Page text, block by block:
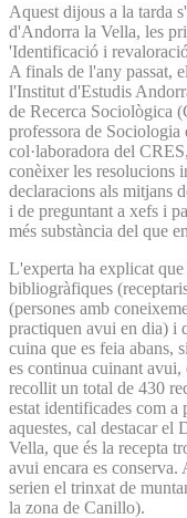
Aquest dijous a la tarda
d'Andorra la Vella, les
'Identificació i
A finals de l'any passat,
l'Institut d'Estudis
de Recerca Sociològica
professora de
col·laboradora del
conèixer les resolucions
declaracions als mitjans
i de preguntant a xefs i
més substància del que
L'experta ha explicat
bibliogràfiques
(persones amb
practiquen avui en dia) i
cuina que es feia abans,
es continua cuinant
recollit un total de 430
estat identificades com
aquestes, cal destacar el
Vella, que és la recepta
avui encara es
serien el trinxat de
la zona de Canillo).